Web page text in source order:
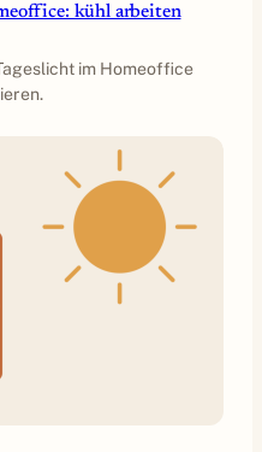
kühl arbeiten
im Homeoffice